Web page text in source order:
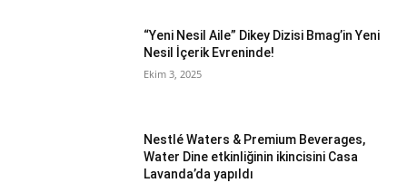
“Yeni Nesil Aile” Dikey Dizisi Bmag’in Yeni
Nesil İçerik Evreninde!
Ekim 3, 2025
Nestlé Waters & Premium Beverages,
Water Dine etkinliğinin ikincisini Casa
Lavanda’da yapıldı